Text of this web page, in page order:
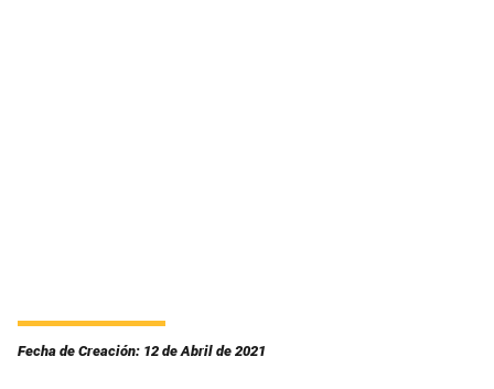
Fecha de Creación: 12 de Abril de 2021